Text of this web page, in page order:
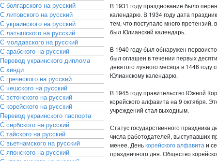
С болгарского на русский
С литовского на русский
С украинского на русский
С латышского на русский
С молдавского на русский
С арабского на русский
Перевод украинского диплома
С хинди
С греческого на русский
С чешского на русский
С эстонского на русский
С корейского на русский
Перевод украинского паспорта
С сербского на русский
С тайского на русский
С вьетнамского на русский
С японского на русский
В 1931 году празднование было
календарю. В 1934 году дата
тем, что поступало много претензий,
был Юлианский календарь.
В 1940 году был обнаружен
был оглашен в течении первых
девятого лунного месяца в 1446 году
Юлианскому календарю.
В 1945 году правительство Южной
корейского алфавита на 9 октября.
учреждений стал выходным.
Статус государственного праздника
числа работодателей, выступавших
менее, Денькорейского алфавита и
праздничного дня. Общество